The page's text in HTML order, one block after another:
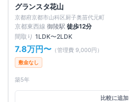
仲介手数料無料
グランスタ花山
京都府京都市山科区厨子奥苗代元町
京都東西線 御陵駅 徒歩12分
間取り 1LDK〜2LDK
7.8万円〜 （管理費 9,000円 ）
敷金なし
築5年
比較に追加